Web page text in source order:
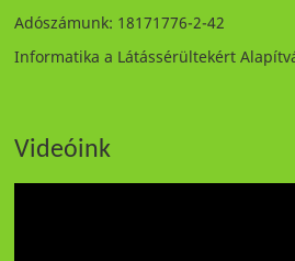
Adószámunk: 18171776-2-42
Informatika a Látássérültekért
Videóink